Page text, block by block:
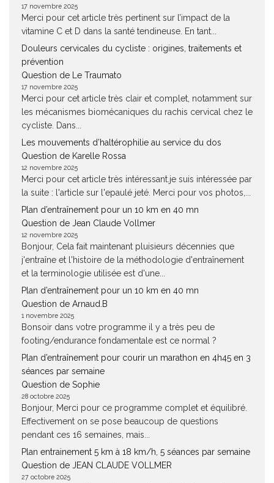
17 novembre 2025
Merci pour cet article très pertinent sur l’impact de la
vitamine C et D dans la santé tendineuse. En tant...
Douleurs cervicales du cycliste : origines, traitements et
prévention
Question de Le Traumato
17 novembre 2025
Merci pour cet article très clair et complet, notamment sur
les mécanismes biomécaniques du rachis cervical chez le
cycliste. Dans...
Les mouvements d’haltérophilie au service du dos
Question de Karelle Rossa
12 novembre 2025
Merci pour cet article très intéressant.je suis intéressée par
la suite : l'article sur l'epaulé jeté. Merci pour vos photos,...
Plan d’entraînement pour un 10 km en 40 mn
Question de Jean Claude Vollmer
12 novembre 2025
Bonjour, Cela fait maintenant pluisieurs décennies que
j'entraîne et l'histoire de la méthodologie d'entraînement
et la terminologie utilisée est d'une...
Plan d’entraînement pour un 10 km en 40 mn
Question de Arnaud.B
1 novembre 2025
Bonsoir dans votre programme il y a très peu de
footing/endurance fondamentale est ce normal ?
Plan d’entraînement pour courir un marathon en 4h45 en 3
séances par semaine
Question de Sophie
28 octobre 2025
Bonjour, Merci pour ce programme complet et équilibré.
Effectivement on se pose beaucoup de questions
pendant ces 16 semaines, mais...
Plan entrainement 5 km à 18 km/h, 5 séances par semaine
Question de JEAN CLAUDE VOLLMER
27 octobre 2025